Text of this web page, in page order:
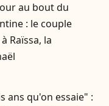
au bout du
: le couple
Raïssa, la
ans qu'on essaie" :